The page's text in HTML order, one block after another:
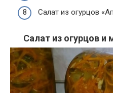
Салат из огурцов
Салат из огурцов и